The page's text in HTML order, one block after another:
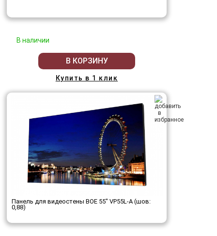
В наличии
В КОРЗИНУ
Купить в 1 клик
Панель для видеостены BOE 55" VP55L-A (шов:
0,88)